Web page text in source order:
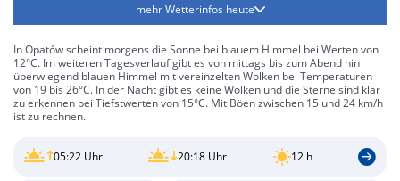
mehr Wetterinfos heute
In Opatów scheint morgens die Sonne bei blauem Himmel bei Werten von
12°C. Im weiteren Tagesverlauf gibt es von mittags bis zum Abend hin
überwiegend blauen Himmel mit vereinzelten Wolken bei Temperaturen
von 19 bis 26°C. In der Nacht gibt es keine Wolken und die Sterne sind klar
zu erkennen bei Tiefstwerten von 15°C. Mit Böen zwischen 15 und 24 km/h
ist zu rechnen.
05:22 Uhr 20:18 Uhr 12 h